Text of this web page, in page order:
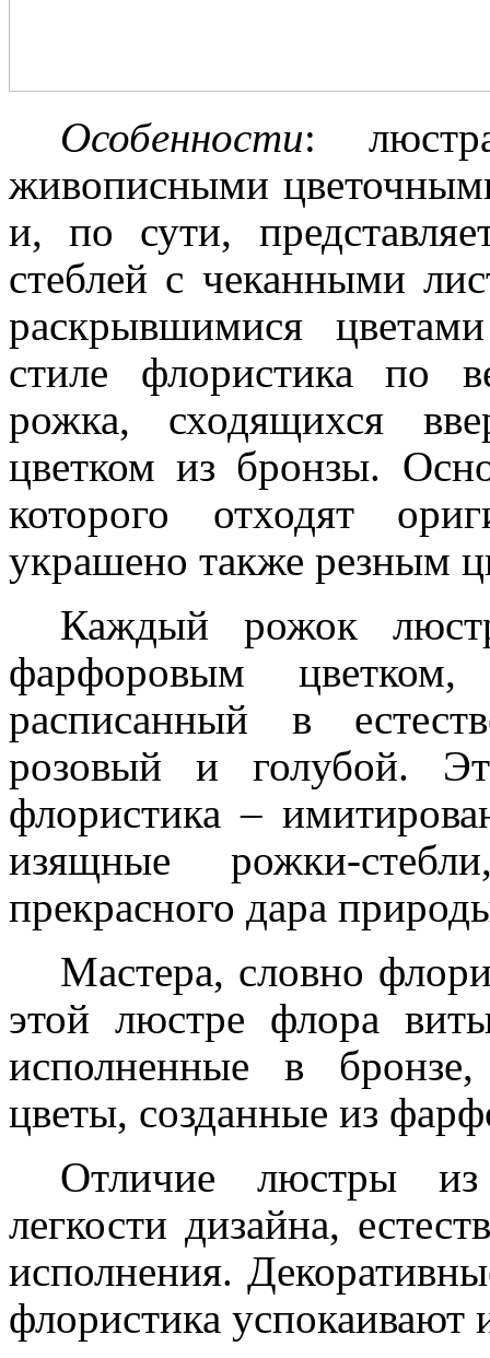
Особенности:
живописными
и, по сути,
стеблей с чеканными
раскрывшимися
стиле флористика по
рожка, сходящихся
цветком из бронзы.
которого отходят
украшено также резным
Каждый рожок
фарфоровым
расписанный в
розовый и голубой.
флористика –
изящные рожки-
прекрасного дара
Мастера, словно
этой люстре флора
исполненные в
цветы, созданные из
Отличие люстры
легкости дизайна,
исполнения.
флористика успокаивают